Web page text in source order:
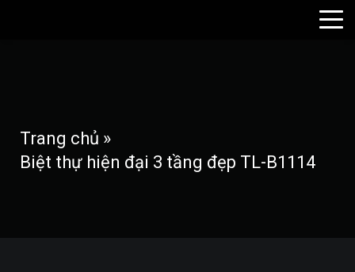
Trang chủ »
Biệt thự hiện đại 3 tầng đẹp TL-B1114